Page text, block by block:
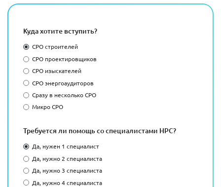
Куда хотите вступить?
СРО строителей
СРО проектировщиков
СРО изыскателей
СРО энергоаудиторов
Сразу в несколько СРО
Микро СРО
Требуется ли помощь со специалистами НРС?
Да, нужен 1 специалист
Да, нужно 2 специалиста
Да, нужно 3 специалиста
Да, нужно 4 специалиста